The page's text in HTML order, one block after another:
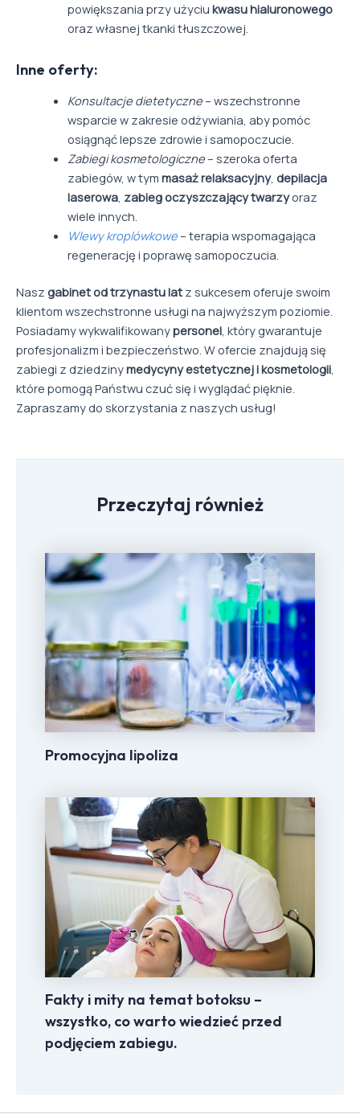
powiększania przy użyciu kwasu hialuronowego
oraz własnej tkanki tłuszczowej.
Inne oferty:
Konsultacje dietetyczne– wszechstronne
wsparcie w zakresie odżywiania, aby pomóc
osiągnąć lepsze zdrowie i samopoczucie.
Zabiegi kosmetologiczne– szeroka oferta
zabiegów, w tym masaż relaksacyjny, depilacja
laserowa, zabieg oczyszczający twarzyoraz
wiele innych.
Wlewy kroplówkowe– terapia wspomagająca
regenerację i poprawę samopoczucia.
Nasz gabinet od trzynastu lat z sukcesem oferuje swoim
klientom wszechstronne usługi na najwyższym poziomie.
Posiadamy wykwalifikowanypersonel , który gwarantuje
profesjonalizm i bezpieczeństwo. W ofercie znajdują się
zabiegi z dziedzinymedycyny estetycznej i kosmetologii
które pomogą Państwu czuć się i wyglądać pięknie.
Zapraszamy do skorzystania z naszych usług!
Przeczytaj również
Promocyjna lipoliza
Fakty i mity na temat botoksu –
wszystko, co warto wiedzieć przed
podjęciem zabiegu.